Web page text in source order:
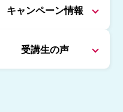
キャンペーン情報
受講生の声